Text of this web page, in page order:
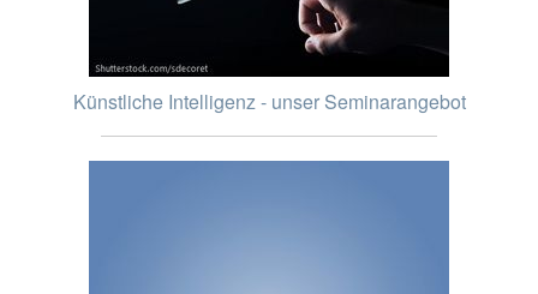
Künstliche Intelligenz - unser Seminarangebot